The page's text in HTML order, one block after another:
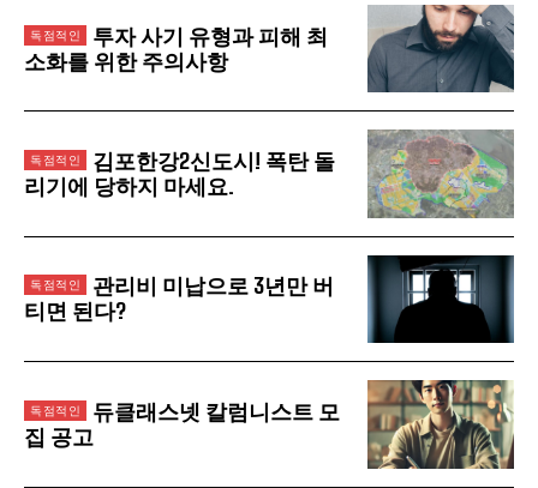
투자 사기 유형과 피해 최
소화를 위한 주의사항
김포한강2신도시! 폭탄 돌
리기에 당하지 마세요.
관리비 미납으로 3년만 버
티면 된다?
듀클래스넷 칼럼니스트 모
집 공고